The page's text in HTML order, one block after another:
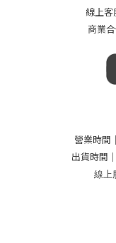
線上客
商業
營業時間
出貨時間
線上